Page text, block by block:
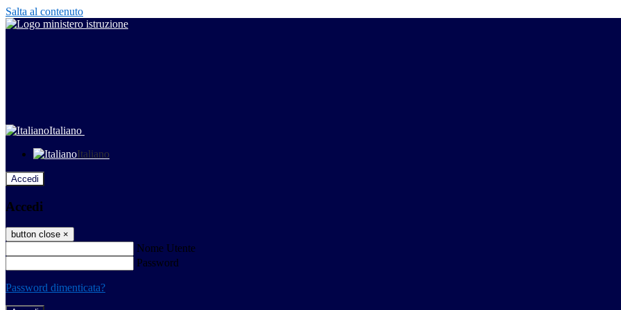
Salta al contenuto
Italiano
Italiano
Accedi
Accedi
button close ×
Nome Utente
Password
Password dimenticata?